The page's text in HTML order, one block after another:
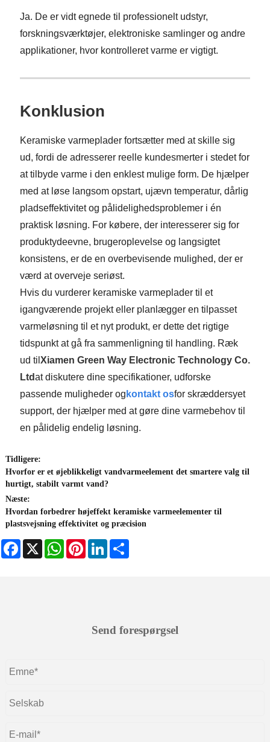
Ja. De er vidt egnede til professionelt udstyr,
forskningsværktøjer, elektroniske samlinger og andre
applikationer, hvor kontrolleret varme er vigtigt.
Konklusion
Keramiske varmeplader fortsætter med at skille sig
ud, fordi de adresserer reelle kundesmerter i stedet for
at tilbyde varme i den enklest mulige form. De hjælper
med at løse langsom opstart, ujævn temperatur, dårlig
pladseffektivitet og pålidelighedsproblemer i én
praktisk løsning. For købere, der interesserer sig for
produktydeevne, brugeroplevelse og langsigtet
konsistens, er de en overbevisende mulighed, der er
værd at overveje seriøst.
Hvis du vurderer keramiske varmeplader til et
igangværende projekt eller planlægger en tilpasset
varmeløsning til et nyt produkt, er dette det rigtige
tidspunkt at gå fra sammenligning til handling. Ræk
ud til Xiamen Green Way Electronic Technology Co.
Ltdat diskutere dine specifikationer, udforske
passende muligheder og kontakt osfor skræddersyet
support, der hjælper med at gøre dine varmebehov til
en pålidelig endelig løsning.
Tidligere:
Hvorfor er et øjeblikkeligt vandvarmeelement det smartere valg til
hurtigt, stabilt varmt vand?
Næste:
Hvordan forbedrer højeffekt keramiske varmeelementer til
plastsvejsning effektivitet og præcision
Facebook
X WhatsAppPinterestLinkedIn
Send forespørgsel